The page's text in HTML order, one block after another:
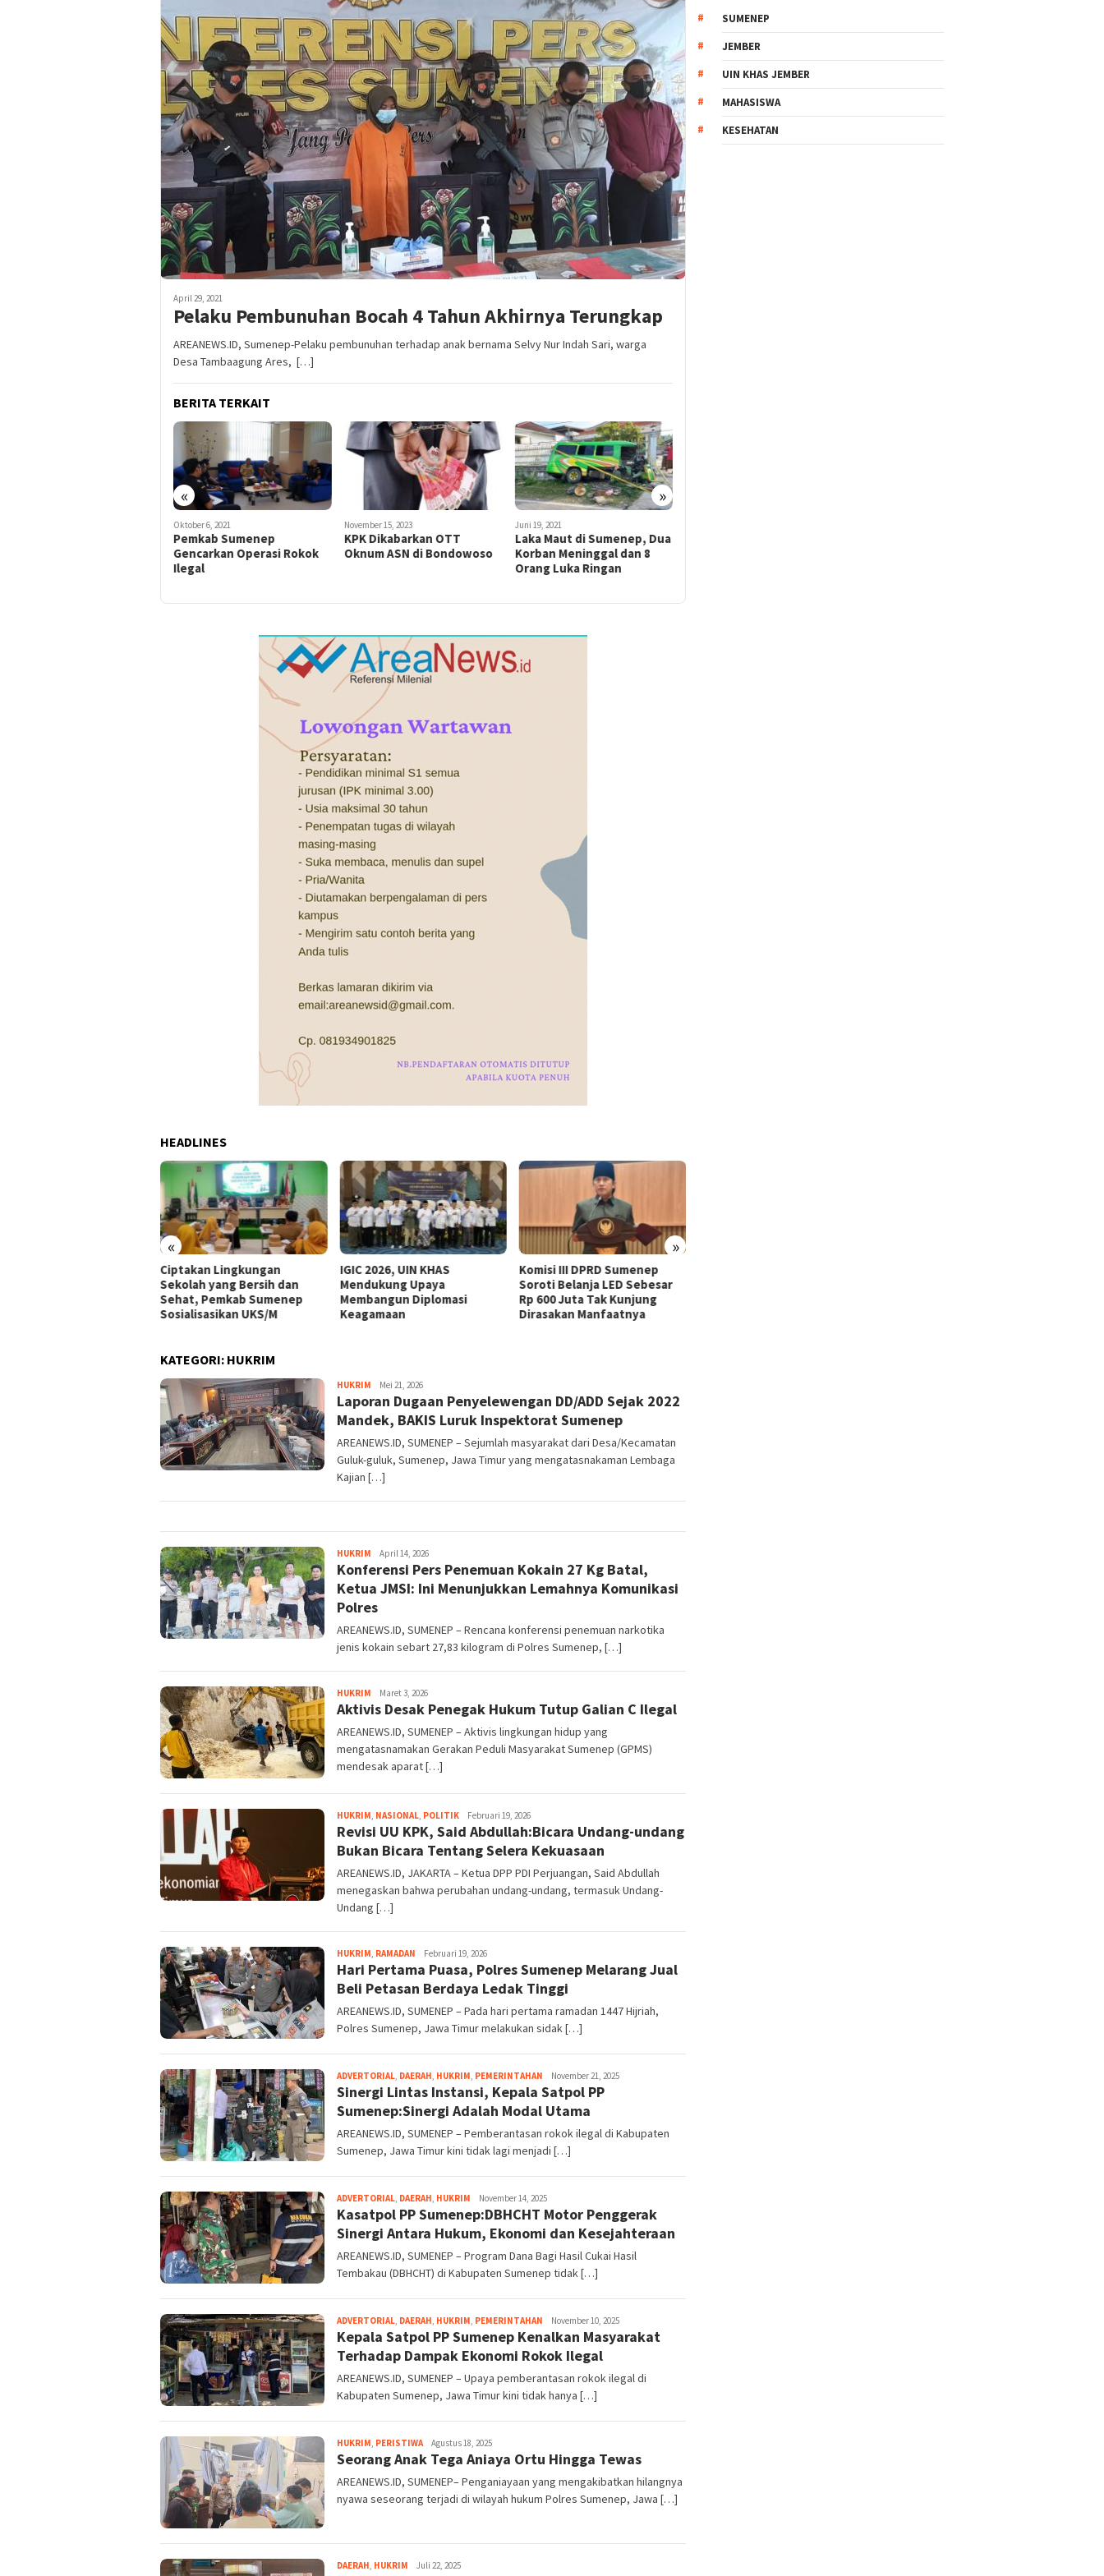
April 29, 2021
Pelaku Pembunuhan Bocah 4 Tahun Akhirnya Terungkap
AREANEWS.ID, Sumenep-Pelaku pembunuhan terhadap anak bernama Selvy Nur Indah Sari, warga
Desa Tambaagung Ares, […]
BERITA TERKAIT
« »
November 15, 2023
KPK Dikabarkan OTT
Oknum ASN di Bondowoso
Juni 19, 2021
Laka Maut di Sumenep, Dua
Korban Meninggal dan 8
April 28, 2021
Diduga Pelaku
Pembunuhan Bocah 4
Tahun, Perempuan Muda
HEADLINES
« »
IGIC 2026, UIN KHAS
Mendukung Upaya
Membangun Diplomasi
Keagamaan
Komisi III DPRD Sumenep
Soroti Belanja LED Sebesar
Rp 600 Juta Tak Kunjung
Dirasakan Manfaatnya
Memiliki Belasan Poliklinik,
RSUD dr. H. Moh. Anwar
Komitmen Tingkatkan
Profesionalitas
KATEGORI: HUKRIM
HUKRIM areanews
Mei 21, 2026
Laporan Dugaan Penyelewengan DD/ADD Sejak 2022
Mandek, BAKIS Luruk Inspektorat Sumenep
AREANEWS.ID, SUMENEP – Sejumlah masyarakat dari Desa/Kecamatan
Guluk-guluk, Sumenep, Jawa Timur yang mengatasnakaman Lembaga
Kajian […]
HUKRIM areanews
April 14, 2026
Konferensi Pers Penemuan Kokain 27 Kg Batal,
Ketua JMSI: Ini Menunjukkan Lemahnya Komunikasi
Polres
AREANEWS.ID, SUMENEP – Rencana konferensi penemuan narkotika
jenis kokain sebart 27,83 kilogram di Polres Sumenep, […]
HUKRIM areanews
Maret 3, 2026
Aktivis Desak Penegak Hukum Tutup Galian C Ilegal
AREANEWS.ID, SUMENEP – Aktivis lingkungan hidup yang
mengatasnamakan Gerakan Peduli Masyarakat Sumenep (GPMS)
mendesak aparat […]
HUKRIM, NASIONAL, POLITIKareanews
Februari 19, 2026
Revisi UU KPK, Said Abdullah:Bicara Undang-undang
Bukan Bicara Tentang Selera Kekuasaan
AREANEWS.ID, JAKARTA – Ketua DPP PDI Perjuangan, Said Abdullah
menegaskan bahwa perubahan undang-undang, termasuk Undang-
Undang […]
HUKRIM, RAMADAN areanews
Februari 19, 2026
Hari Pertama Puasa, Polres Sumenep Melarang Jual
Beli Petasan Berdaya Ledak Tinggi
AREANEWS.ID, SUMENEP – Pada hari pertama ramadan 1447 Hijriah,
Polres Sumenep, Jawa Timur melakukan sidak […]
ADVERTORIAL, DAERAH, HUKRIM, PEMERINTAHAN areanews
November 21, 2025
Sinergi Lintas Instansi, Kepala Satpol PP
Sumenep:Sinergi Adalah Modal Utama
AREANEWS.ID, SUMENEP – Pemberantasan rokok ilegal di Kabupaten
Sumenep, Jawa Timur kini tidak lagi menjadi […]
ADVERTORIAL, DAERAH, HUKRIM areanews
November 14, 2025
Kasatpol PP Sumenep:DBHCHT Motor Penggerak
Sinergi Antara Hukum, Ekonomi dan Kesejahteraan
AREANEWS.ID, SUMENEP – Program Dana Bagi Hasil Cukai Hasil
Tembakau (DBHCHT) di Kabupaten Sumenep tidak […]
ADVERTORIAL, DAERAH, HUKRIM, PEMERINTAHAN areanews
November 10, 2025
Kepala Satpol PP Sumenep Kenalkan Masyarakat
Terhadap Dampak Ekonomi Rokok Ilegal
AREANEWS.ID, SUMENEP – Upaya pemberantasan rokok ilegal di
Kabupaten Sumenep, Jawa Timur kini tidak hanya […]
HUKRIM, PERISTIWAareanews
Agustus 18, 2025
Seorang Anak Tega Aniaya Ortu Hingga Tewas
AREANEWS.ID, SUMENEP– Penganiayaan yang mengakibatkan hilangnya
nyawa seseorang terjadi di wilayah hukum Polres Sumenep, Jawa […]
DAERAH, HUKRIM areanews
Juli 22, 2025
SUMENEP
JEMBER
UIN KHAS JEMBER
MAHASISWA
KESEHATAN